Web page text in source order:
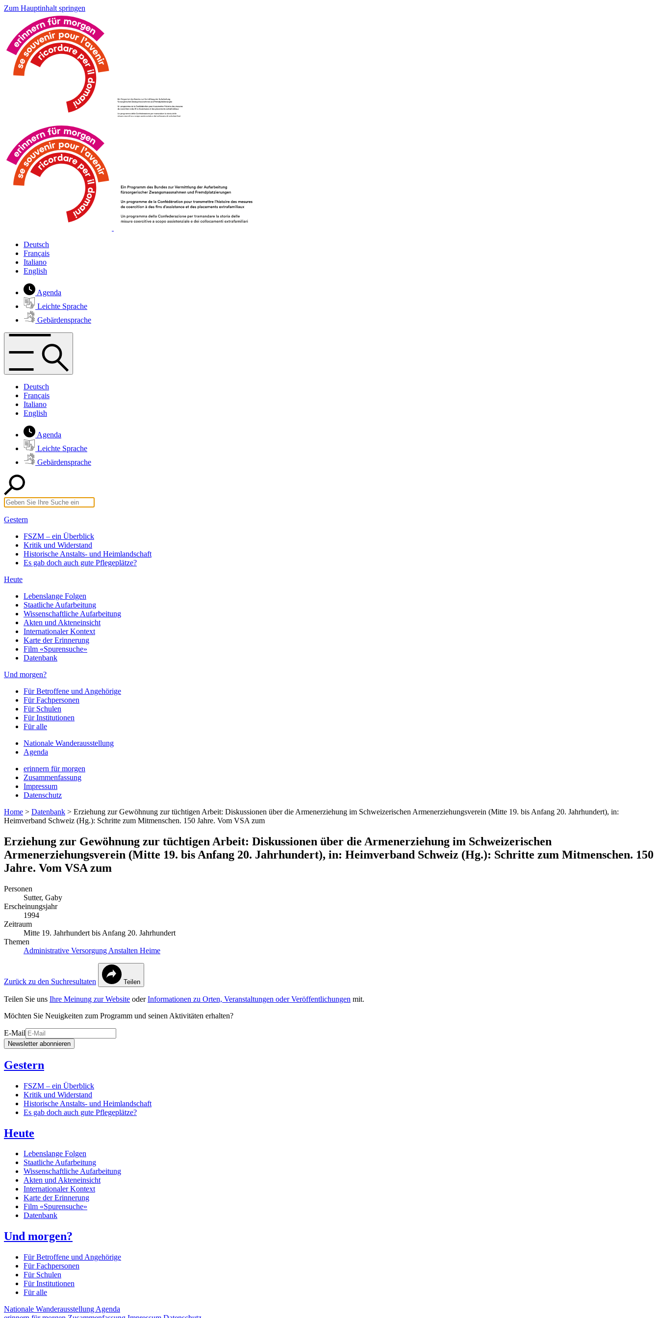
Zum Hauptinhalt springen
Deutsch
Français
Italiano
English
Agenda
Leichte Sprache
Gebärdensprache
Deutsch
Français
Italiano
English
Agenda
Leichte Sprache
Gebärdensprache
Gestern
FSZM – ein Überblick
Kritik und Widerstand
Historische Anstalts- und Heimlandschaft
Es gab doch auch gute Pflegeplätze?
Heute
Lebenslange Folgen
Staatliche Aufarbeitung
Wissenschaftliche Aufarbeitung
Akten und Akteneinsicht
Internationaler Kontext
Karte der Erinnerung
Film «Spurensuche»
Datenbank
Und morgen?
Für Betroffene und Angehörige
Für Fachpersonen
Für Schulen
Für Institutionen
Für alle
Nationale Wanderausstellung
Agenda
erinnern für morgen
Zusammenfassung
Impressum
Datenschutz
Home > Datenbank > Erziehung zur Gewöhnung zur tüchtigen Arbeit: Diskussionen über die Armenerziehung im Schweizerischen Armenerziehungsverein (Mitte 19. bis Anfang 20. Jahrhundert), in:
Heimverband Schweiz (Hg.): Schritte zum Mitmenschen. 150 Jahre. Vom VSA zum
Erziehung zur Gewöhnung zur tüchtigen Arbeit: Diskussionen über die Armenerziehung im Schweizerischen
Armenerziehungsverein (Mitte 19. bis Anfang 20. Jahrhundert), in: Heimverband Schweiz (Hg.): Schritte zum Mitmenschen. 150
Jahre. Vom VSA zum
Personen
Sutter, Gaby
Erscheinungsjahr
1994
Zeitraum
Mitte 19. Jahrhundert bis Anfang 20. Jahrhundert
Themen
Administrative Versorgung Anstalten Heime
Zurück zu den Suchresultaten Teilen
Teilen Sie uns Ihre Meinung zur Website oderInformationen zu Orten, Veranstaltungen oder Veröffentlichungen mit.
Möchten Sie Neuigkeiten zum Programm und seinen Aktivitäten erhalten?
E-Mail
Newsletter abonnieren
Gestern
FSZM – ein Überblick
Kritik und Widerstand
Historische Anstalts- und Heimlandschaft
Es gab doch auch gute Pflegeplätze?
Heute
Lebenslange Folgen
Staatliche Aufarbeitung
Wissenschaftliche Aufarbeitung
Akten und Akteneinsicht
Internationaler Kontext
Karte der Erinnerung
Film «Spurensuche»
Datenbank
Und morgen?
Für Betroffene und Angehörige
Für Fachpersonen
Für Schulen
Für Institutionen
Für alle
Nationale Wanderausstellung Agenda